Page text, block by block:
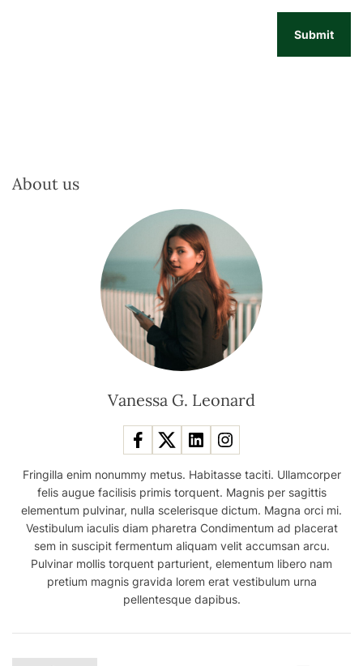
About us
Vanessa G. Leonard
Fringilla enim nonummy metus. Habitasse taciti. Ullamcorper
felis augue facilisis primis torquent. Magnis per sagittis
elementum pulvinar, nulla scelerisque dictum. Magna orci mi.
Vestibulum iaculis diam pharetra Condimentum ad placerat
sem in suscipit fermentum aliquam velit accumsan arcu.
Pulvinar mollis torquent parturient, elementum libero nam
pretium magnis gravida lorem erat vestibulum urna
pellentesque dapibus.